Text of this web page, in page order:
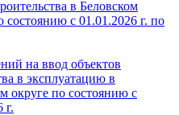
в Беловском
с 01.01.2026 г. по
на ввод объектов
в эксплуатацию в
округе по состоянию c
г.